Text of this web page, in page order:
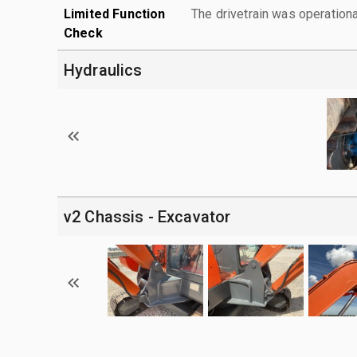
Limited Function
Check
The drivetrain was
Hydraulics
v2 Chassis - Excavator